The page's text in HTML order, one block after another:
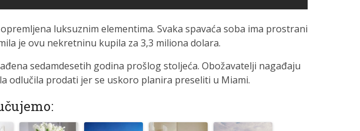
luksuznim elementima. Svaka spavaća soba ima prostrani
je ovu nekretninu kupila za 3,3 miliona dolara.
sedamdesetih godina prošlog stoljeća. Obožavatelji nagađaju
odlučila prodati jer se uskoro planira preseliti u Miami.